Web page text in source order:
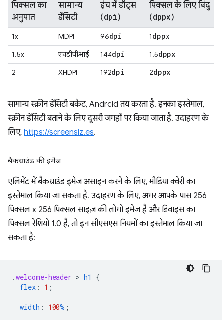
पिक्सल का
अनुपात
सामान्य
डेंसिटी
इंच में डॉट्स
(dpi)
पिक्सल के लिए बिंदु
(dppx)
1x MDPI 96dpi 1dppx
1.5x एचडीपीआई 144dpi 1.5dppx
2 XHDPI 192dpi 2dppx
सामान्य स्क्रीन डेंसिटी बकेट, Android तय करता है. इनका इस्तेमाल,
स्क्रीन डेंसिटी बताने के लिए दूसरी जगहों पर किया जाता है. उदाहरण के
लिए, https://screensiz.es.
बैकग्राउंड की इमेज
एलिमेंट में बैकग्राउंड इमेज असाइन करने के लिए, मीडिया क्वेरी का
इस्तेमाल किया जा सकता है. उदाहरण के लिए, अगर आपके पास 256
पिक्सल x 256 पिक्सल साइज़ की लोगो इमेज है और डिवाइस का
पिक्सल रेशियो 1.0 है, तो इन सीएसएस नियमों का इस्तेमाल किया जा
सकता है:
.welcome-header > h1
{
flex : 1 ;
width : 100% ;